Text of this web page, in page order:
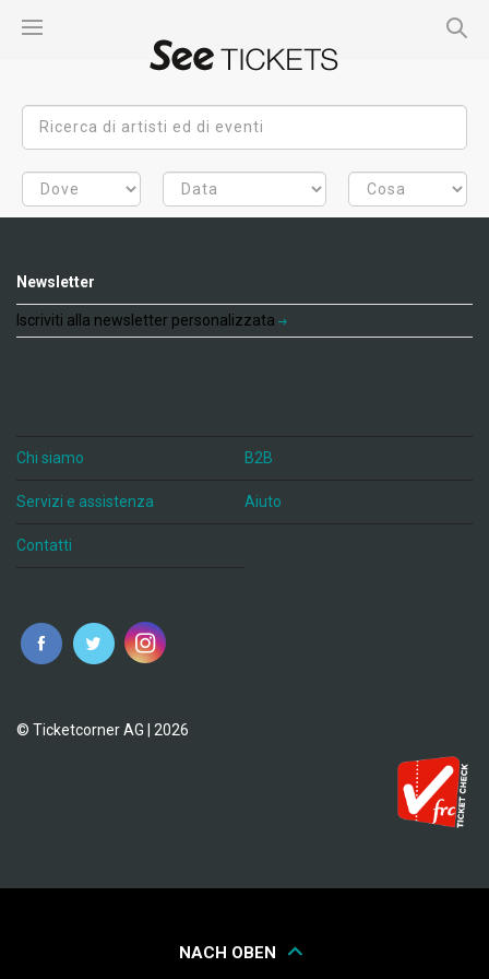
Newsletter
Iscriviti alla newsletter personalizzata
Chi siamo B2B
Servizi e assistenza Aiuto
Contatti
© Ticketcorner AG | 2026
NACH OBEN